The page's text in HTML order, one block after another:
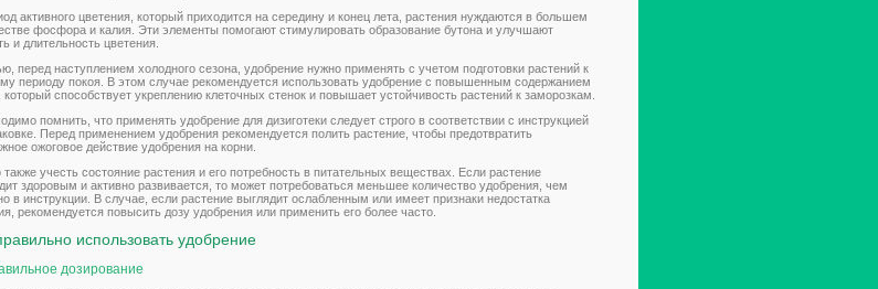
активного цветения, который приходится на середину и конец лета, растения нуждаются в большем
фосфора и калия. Эти элементы помогают стимулировать образование бутона и улучшают
и длительность цветения.
перед наступлением холодного сезона, удобрение нужно применять с учетом подготовки растений к
периоду покоя. В этом случае рекомендуется использовать удобрение с повышенным содержанием
который способствует укреплению клеточных стенок и повышает устойчивость растений к заморозкам.
помнить, что применять удобрение для дизиготеки следует строго в соответствии с инструкцией
Перед применением удобрения рекомендуется полить растение, чтобы предотвратить
ожоговое действие удобрения на корни.
также учесть состояние растения и его потребность в питательных веществах. Если растение
здоровым и активно развивается, то может потребоваться меньшее количество удобрения, чем
в инструкции. В случае, если растение выглядит ослабленным или имеет признаки недостатка
рекомендуется повысить дозу удобрения или применить его более часто.
использовать удобрение
дозирование